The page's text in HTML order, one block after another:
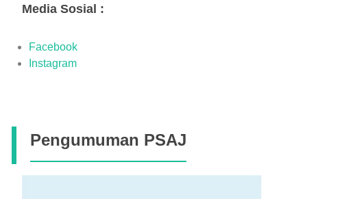
Media Sosial :
Facebook
Instagram
Pengumuman PSAJ